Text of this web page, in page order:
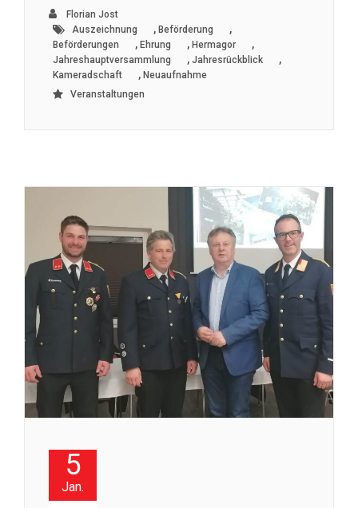
Florian Jost
Auszeichnung
, Beförderung ,
Beförderungen , Ehrung , Hermagor ,
Jahreshauptversammlung , Jahresrückblick ,
Kameradschaft , Neuaufnahme
Veranstaltungen
5
Jan.